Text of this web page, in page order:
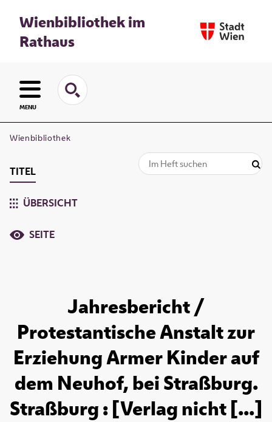
Wienbibliothek im
Rathaus
MENU
Wienbibliothek
TITEL
ÜBERSICHT
SEITE
Jahresbericht /
Protestantische Anstalt zur
Erziehung Armer Kinder auf
dem Neuhof, bei Straßburg.
Straßburg : [Verlag nicht [...]